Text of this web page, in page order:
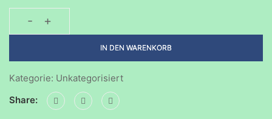
-
Sonderveranstaltung:
Familie
Stuttgart
+
IN DEN WARENKORB
Kategorie: Unkategorisiert
Share: